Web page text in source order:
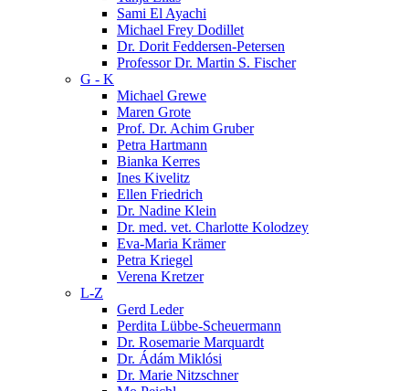
Sami El Ayachi
Michael Frey Dodillet
Dr. Dorit Feddersen-Petersen
Professor Dr. Martin S. Fischer
G - K
Michael Grewe
Maren Grote
Prof. Dr. Achim Gruber
Petra Hartmann
Bianka Kerres
Ines Kivelitz
Ellen Friedrich
Dr. Nadine Klein
Dr. med. vet. Charlotte Kolodzey
Eva-Maria Krämer
Petra Kriegel
Verena Kretzer
L-Z
Gerd Leder
Perdita Lübbe-Scheuermann
Dr. Rosemarie Marquardt
Dr. Ádám Miklósi
Dr. Marie Nitzschner